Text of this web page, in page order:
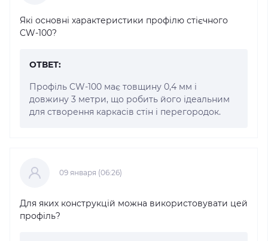
Які основні характеристики профілю стієчного
CW-100?
ОТВЕТ:
Профіль CW-100 має товщину 0,4 мм і
довжину 3 метри, що робить його ідеальним
для створення каркасів стін і перегородок.
09 января (06:26)
Для яких конструкцій можна використовувати цей
профіль?